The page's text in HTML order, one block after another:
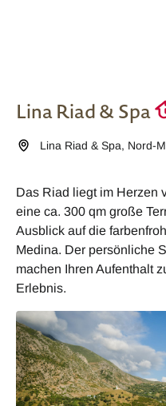
Lina Riad & Spa
Lina Riad & Spa, Nord-
Das Riad liegt im Herzen
eine ca. 300 qm große
Ausblick auf die
Medina. Der persönliche
machen Ihren Aufenthalt
Erlebnis.